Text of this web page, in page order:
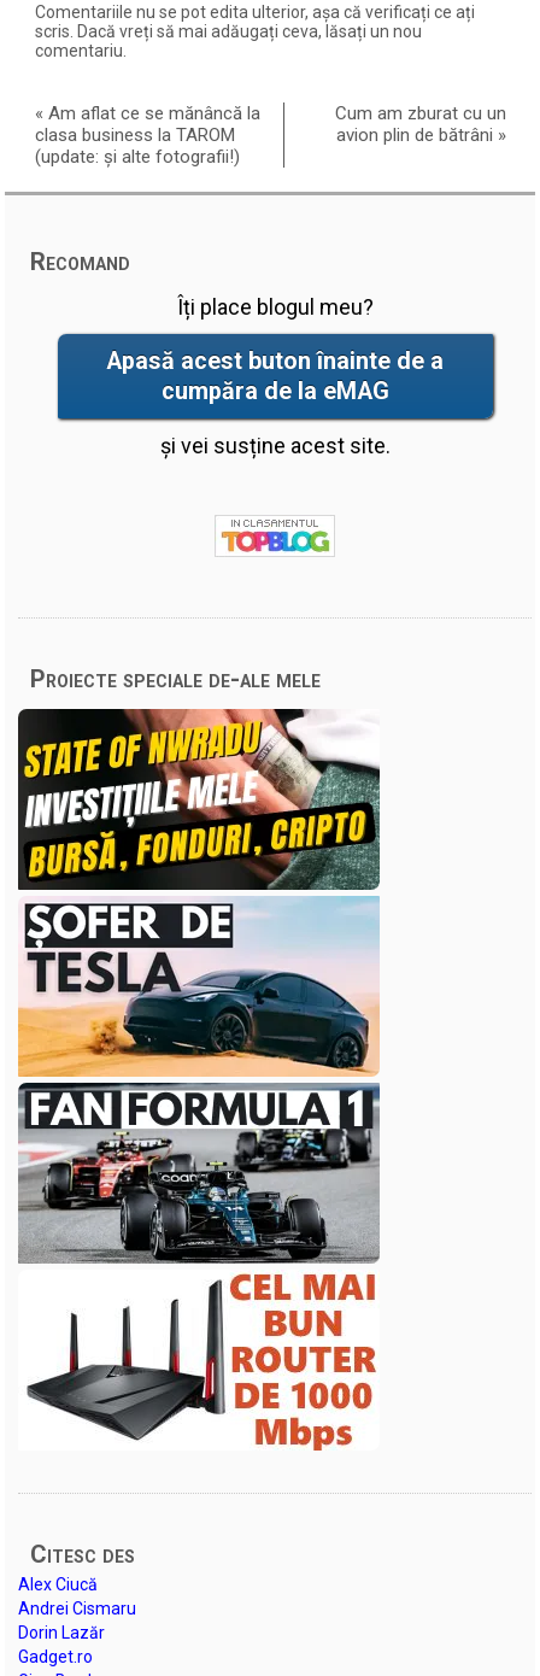
Comentariile nu se pot edita ulterior, așa că verificați ce ați
scris. Dacă vreți să mai adăugați ceva, lăsați un nou
comentariu.
«Am aflat ce se mănâncă la
clasa business la TAROM
(update: și alte fotografii!)
Cum am zburat cu un
avion plin de bătrâni »
Recomand
Îți place blogul meu?
Apasă acest buton înainte de a
cumpăra de la eMAG
și vei susține acest site.
Proiecte speciale de-ale mele
Citesc des
Alex Ciucă
Andrei Cismaru
Dorin Lazăr
Gadget.ro